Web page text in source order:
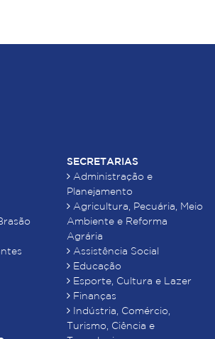
SECRETARIAS
Administração e
Planejamento
Agricultura, Pecuária, Meio
Ambiente e Reforma
Agrária
Assistência Social
Educação
Esporte, Cultura e Lazer
Finanças
Indústria, Comércio,
Turismo, Ciência e